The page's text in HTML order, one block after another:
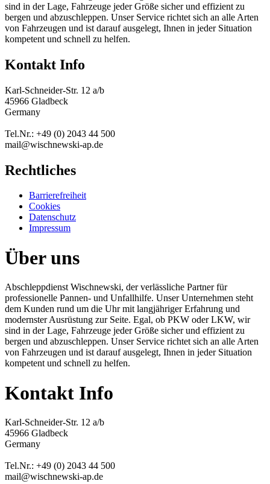
sind in der Lage, Fahrzeuge jeder Größe sicher und effizient zu
bergen und abzuschleppen. Unser Service richtet sich an alle Arten
von Fahrzeugen und ist darauf ausgelegt, Ihnen in jeder Situation
kompetent und schnell zu helfen.
Kontakt Info
Karl-Schneider-Str. 12 a/b
45966 Gladbeck
Germany
Tel.Nr.: +49 (0) 2043 44 500
mail@wischnewski-ap.de
Rechtliches
Barrierefreiheit
Cookies
Datenschutz
Impressum
Über uns
Abschleppdienst Wischnewski, der verlässliche Partner für
professionelle Pannen- und Unfallhilfe. Unser Unternehmen steht
dem Kunden rund um die Uhr mit langjähriger Erfahrung und
modernster Ausrüstung zur Seite. Egal, ob PKW oder LKW, wir
sind in der Lage, Fahrzeuge jeder Größe sicher und effizient zu
bergen und abzuschleppen. Unser Service richtet sich an alle Arten
von Fahrzeugen und ist darauf ausgelegt, Ihnen in jeder Situation
kompetent und schnell zu helfen.
Kontakt Info
Karl-Schneider-Str. 12 a/b
45966 Gladbeck
Germany
Tel.Nr.: +49 (0) 2043 44 500
mail@wischnewski-ap.de